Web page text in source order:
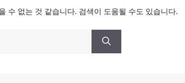
수 없는 것 같습니다. 검색이 도움될 수도 있습니다.